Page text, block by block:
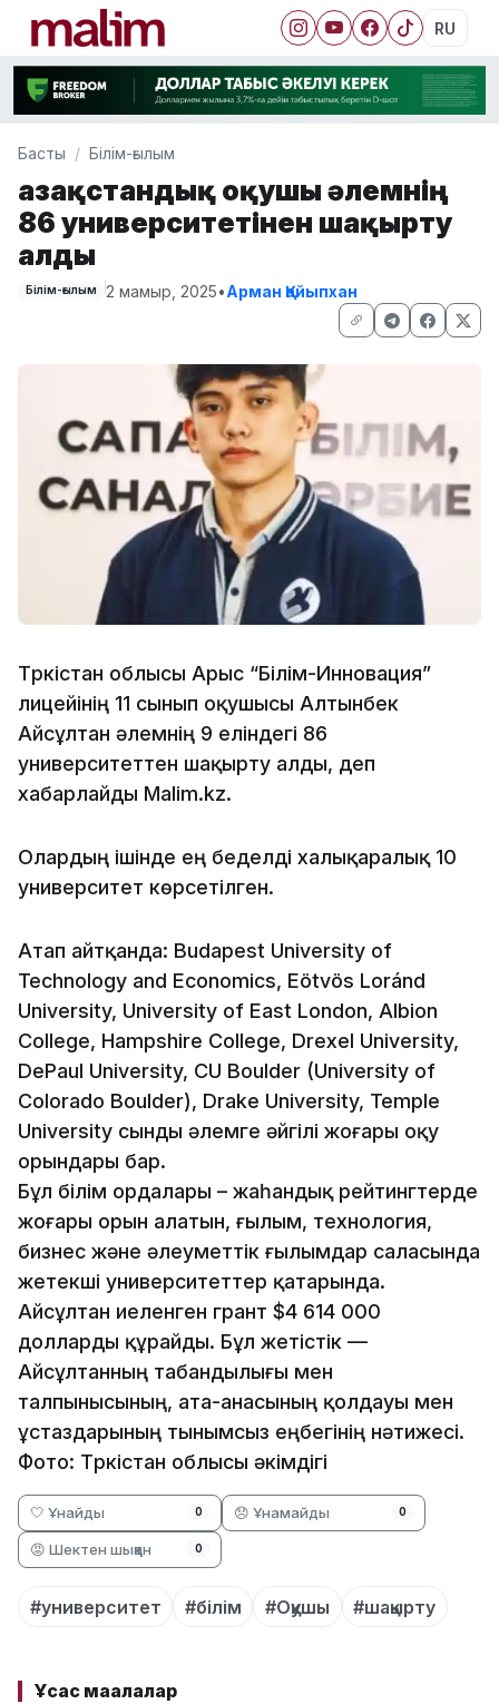
RU
Басты Білім-ғылым
Қазақстандық оқушы әлемнің
86 университетінен шақырту
алды
Білім-ғылым 2 мамыр, 2025•Арман Қайыпхан
Түркістан облысы Арыс “Білім-Инновация”
лицейінің 11 сынып оқушысы Алтынбек
Айсұлтан әлемнің 9 еліндегі 86
университеттен шақырту алды, деп
хабарлайды Malim.kz.
Олардың ішінде ең беделді халықаралық 10
университет көрсетілген.
Атап айтқанда: Budapest University of
Technology and Economics, Eötvös Loránd
University, University of East London, Albion
College, Hampshire College, Drexel University,
DePaul University, CU Boulder (University of
Colorado Boulder), Drake University, Temple
University сынды әлемге әйгілі жоғары оқу
орындары бар.
Бұл білім ордалары – жаһандық рейтингтерде
жоғары орын алатын, ғылым, технология,
бизнес және әлеуметтік ғылымдар саласында
жетекші университеттер қатарында.
Айсұлтан иеленген грант $4 614 000
долларды құрайды. Бұл жетістік —
Айсұлтанның табандылығы мен
талпынысының, ата-анасының қолдауы мен
ұстаздарының тынымсыз еңбегінің нәтижесі.
Фото: Түркістан облысы әкімдігі
🤍 Ұнайды 0 😞 Ұнамайды 0
😡 Шектен шыққан 0
#университет #білім #Оқушы #шақырту
Ұқсас мақалалар